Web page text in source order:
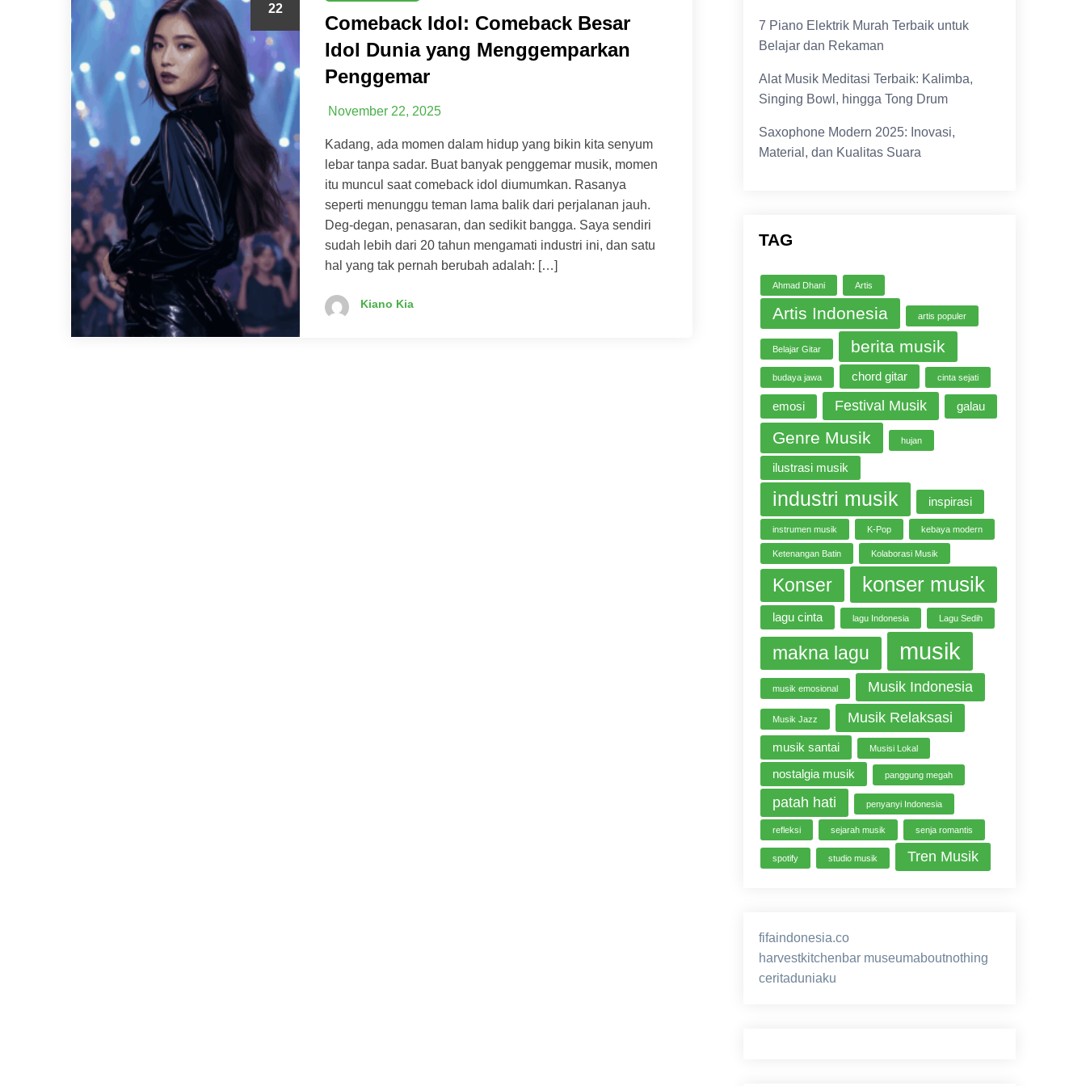
22
Comeback Idol: Comeback Besar
Idol Dunia yang Menggemparkan
Penggemar
November 22, 2025
Kadang, ada momen dalam hidup yang bikin kita senyum
lebar tanpa sadar. Buat banyak penggemar musik, momen
itu muncul saat comeback idol diumumkan. Rasanya
seperti menunggu teman lama balik dari perjalanan jauh.
Deg-degan, penasaran, dan sedikit bangga. Saya sendiri
sudah lebih dari 20 tahun mengamati industri ini, dan satu
hal yang tak pernah berubah adalah: […]
Kiano Kia
7 Piano Elektrik Murah Terbaik untuk
Belajar dan Rekaman
Alat Musik Meditasi Terbaik: Kalimba,
Singing Bowl, hingga Tong Drum
Saxophone Modern 2025: Inovasi,
Material, dan Kualitas Suara
TAG
Ahmad Dhani Artis
Artis Indonesia artis populer
Belajar Gitar berita musik
budaya jawa chord gitar cinta sejati
emosi Festival Musik galau
Genre Musik hujan
ilustrasi musik
industri musik inspirasi
instrumen musik K-Pop kebaya modern
Ketenangan Batin Kolaborasi Musik
Konser konser musik
lagu cinta lagu Indonesia Lagu Sedih
makna lagu musik
musik emosional Musik Indonesia
Musik Jazz Musik Relaksasi
musik santai Musisi Lokal
nostalgia musik panggung megah
patah hati penyanyi Indonesia
refleksi sejarah musik senja romantis
spotify studio musik Tren Musik
fifaindonesia.co
harvestkitchenbar museumaboutnothing
ceritaduniaku